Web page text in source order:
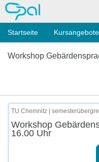
OPAL
Startseite Kursangebote
Workshop
TU Chemnitz |
Workshop
16.00 Uhr